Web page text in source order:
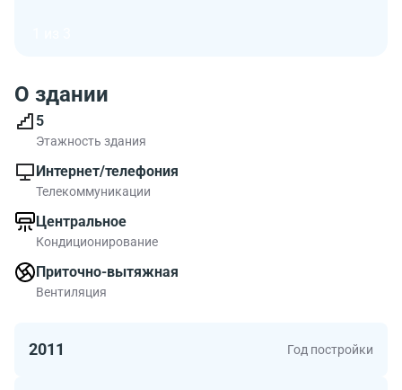
О здании
5
Этажность здания
Интернет/телефония
Телекоммуникации
Центральное
Кондиционирование
Приточно-вытяжная
Вентиляция
2011 Год постройки